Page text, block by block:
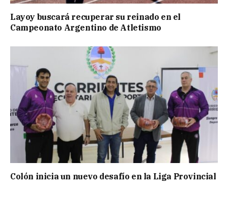
Layoy buscará recuperar su reinado en el
Campeonato Argentino de Atletismo
Colón inicia un nuevo desafío en la Liga Provincial